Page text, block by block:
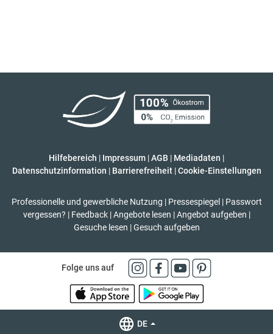
Hilfebereich | Impressum |AGB | Mediadaten |
Datenschutzinformation | Barrierefreiheit | Cookie-Einstellungen
Professionelle und gewerbliche Nutzung | Pressespiegel | Passwort
vergessen? | Feedback | Angebote lesen | Angebot aufgeben |
Gesuche lesen | Gesuch aufgeben
Folge uns auf
DE